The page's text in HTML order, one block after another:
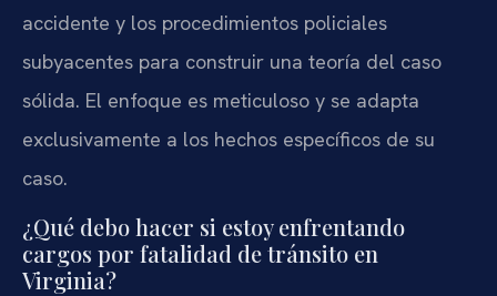
accidente y los procedimientos policiales
subyacentes para construir una teoría del caso
sólida. El enfoque es meticuloso y se adapta
exclusivamente a los hechos específicos de su
caso.
¿Qué debo hacer si estoy enfrentando
cargos por fatalidad de tránsito en
Virginia?